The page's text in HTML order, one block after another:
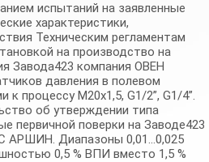
испытаний на заявленные
характеристики,
Техническим регламентам
на производство на
Завода423 компания ОВЕН
давления в полевом
к процессу М20х1,5, G1/2”, G1/4”.
об утверждении типа
первичной поверки на Заводе423
АРШИН. Диапазоны 0,01…0,025
0,5 % ВПИ вместо 1,5 %